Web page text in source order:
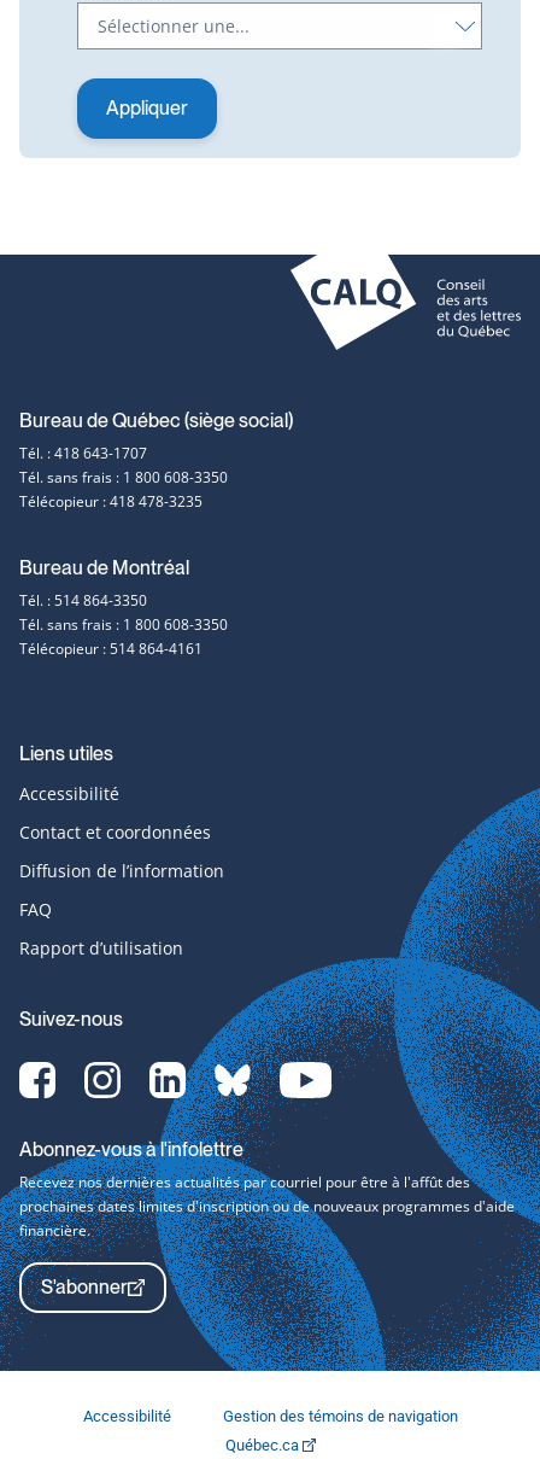
Coordonnées
et
contact
Bureau de Québec (siège social)
Tél. : 418 643-1707
Tél. sans frais : 1 800 608-3350
Télécopieur : 418 478-3235
Bureau de Montréal
Tél. : 514 864-3350
Tél. sans frais : 1 800 608-3350
Télécopieur : 514 864-4161
Liens utiles
Accessibilité
Contact et coordonnées
Diffusion de l’information
FAQ
Rapport d’utilisation
Suivez-nous
Facebook-
svg
Instagram-
svg
LinkedIn-
svg
bluesky-
svg
YouTube-
svg
Abonnez-vous à l'infolettre
Recevez nos dernières actualités par courriel pour être à l'affût des
prochaines dates limites d'inscription ou de nouveaux programmes d'aide
financière.
S'abonner
Accessibilité
Gestion des témoins de navigation
Québec.ca